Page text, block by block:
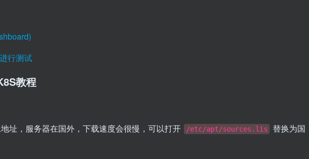
行测试
教程
址，服务器在国外，下载速度会很慢，可以打开 /etc/apt/sources.lis
替换为国